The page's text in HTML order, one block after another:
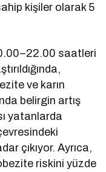
kişiler olarak 5
saatleri
ve karın
belirgin artış
yatanlarda
çıkıyor. Ayrıca,
riskini yüzde